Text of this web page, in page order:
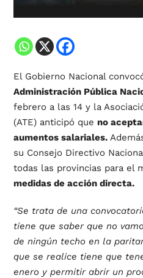
El Gobierno Nacional
Administración Pública
febrero a las 14 y la
(ATE) anticipó que no
aumentos salariales.
su Consejo Directivo
todas las provincias para el
medidas de acción directa.
“Se trata de una
tiene que saber que no
de ningún techo en la
que se realice tiene que
enero y permitir abrir un